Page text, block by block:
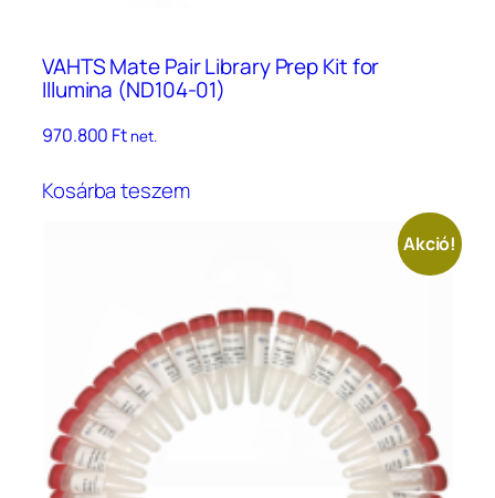
VAHTS Mate Pair Library Prep Kit for
Illumina (ND104-01)
970.800 Ft net.
Kosárba teszem
Akció!